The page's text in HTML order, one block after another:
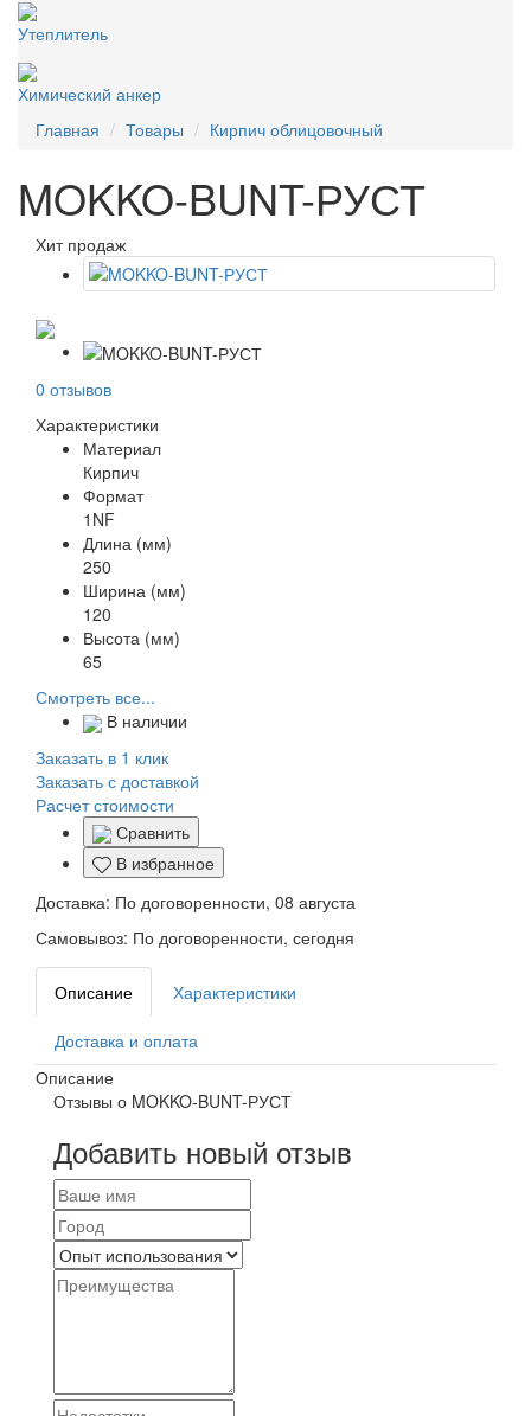
Утеплитель
Химический анкер
Главная
Товары Кирпич облицовочный
MOKKO-BUNT-РУСТ
Хит продаж
0 отзывов
Характеристики
Материал
Кирпич
Формат
1NF
Длина (мм)
250
Ширина (мм)
120
Высота (мм)
65
Смотреть все...
В наличии
Заказать в 1 клик
Заказать с доставкой
Расчет стоимости
Сравнить
В избранное
Доставка: По договоренности, 08 августа
Самовывоз: По договоренности, сегодня
Описание Характеристики
Доставка и оплата
Описание
Отзывы о MOKKO-BUNT-РУСТ
Добавить новый отзыв